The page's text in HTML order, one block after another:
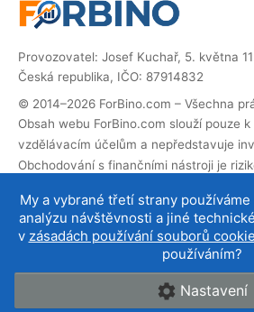
Provozovatel: Josef Kuchař, 5. května
Česká republika, IČO: 87914832
© 2014–2026 ForBino.com – Všechna
Obsah webu ForBino.com slouží pouze
vzdělávacím účelům a nepředstavuje
Obchodování s finančními nástroji je
Web obsahuje partnerské (affiliate)
provedete registraci, obdržíme provizi,
provozovat a dále rozvíjet. Na cenu
My a vybrané třetí strany
analýzu návštěvnosti a jiné
v zásadách používání souborů
používáním?
Nastavení